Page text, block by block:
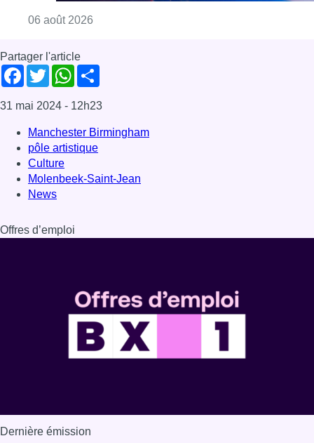
06 août 2026
Partager l'article
Facebook
TwitterWhatsApp
31 mai 2024 - 12h23
Manchester Birmingham
pôle artistique
Culture
Molenbeek-Saint-Jean
News
Offres d’emploi
Dernière émission